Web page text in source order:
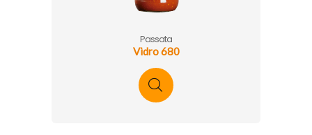
Passata
Vidro 680